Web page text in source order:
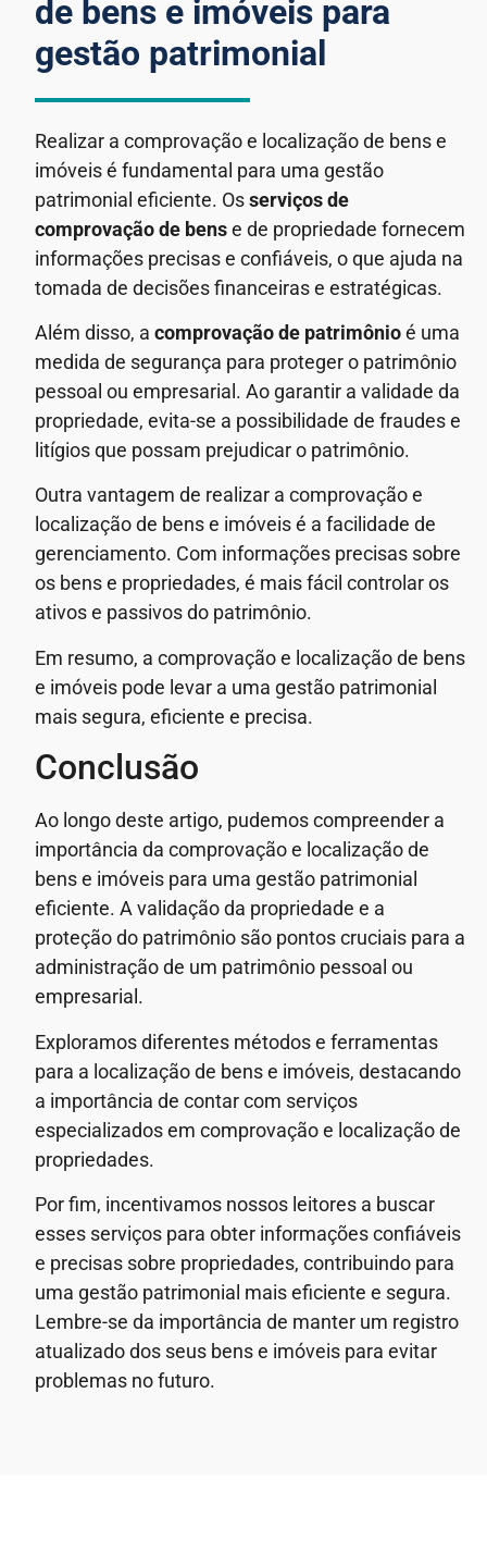
de bens e imóveis para
gestão patrimonial
Realizar a comprovação e localização de bens e
imóveis é fundamental para uma gestão
patrimonial eficiente. Osserviços de
comprovação de bense de propriedade fornecem
informações precisas e confiáveis, o que ajuda na
tomada de decisões financeiras e estratégicas.
Além disso, a comprovação de patrimônioé uma
medida de segurança para proteger o patrimônio
pessoal ou empresarial. Ao garantir a validade da
propriedade, evita-se a possibilidade de fraudes e
litígios que possam prejudicar o patrimônio.
Outra vantagem de realizar a comprovação e
localização de bens e imóveis é a facilidade de
gerenciamento. Com informações precisas sobre
os bens e propriedades, é mais fácil controlar os
ativos e passivos do patrimônio.
Em resumo, a comprovação e localização de bens
e imóveis pode levar a uma gestão patrimonial
mais segura, eficiente e precisa.
Conclusão
Ao longo deste artigo, pudemos compreender a
importância da comprovação e localização de
bens e imóveis para uma gestão patrimonial
eficiente. A validação da propriedade e a
proteção do patrimônio são pontos cruciais para a
administração de um patrimônio pessoal ou
empresarial.
Exploramos diferentes métodos e ferramentas
para a localização de bens e imóveis, destacando
a importância de contar com serviços
especializados em comprovação e localização de
propriedades.
Por fim, incentivamos nossos leitores a buscar
esses serviços para obter informações confiáveis
e precisas sobre propriedades, contribuindo para
uma gestão patrimonial mais eficiente e segura.
Lembre-se da importância de manter um registro
atualizado dos seus bens e imóveis para evitar
problemas no futuro.